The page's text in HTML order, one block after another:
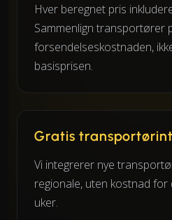
Hver beregnet pris
Sammenlign transportører
forsendelseskostnaden,
basisprisen.
Gratis
Vi integrerer nye
regionale, uten kostnad for
uker.